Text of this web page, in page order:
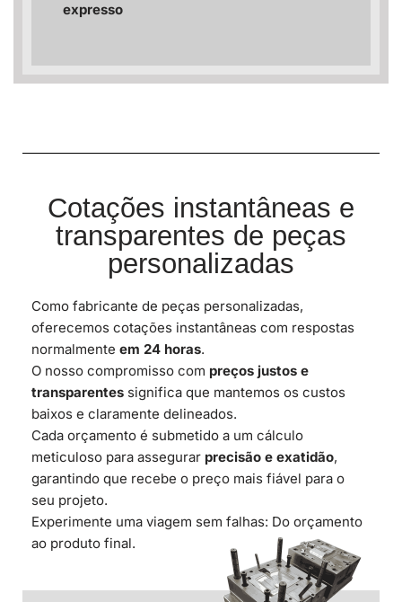
expresso
Cotações instantâneas e
transparentes de peças
personalizadas
Como fabricante de peças personalizadas,
oferecemos cotações instantâneas com respostas
normalmente em 24 horas.
O nosso compromisso com preços justos e
transparentes significa que mantemos os custos
baixos e claramente delineados.
Cada orçamento é submetido a um cálculo
meticuloso para assegurar precisão e exatidão,
garantindo que recebe o preço mais fiável para o
seu projeto.
Experimente uma viagem sem falhas: Do orçamento
ao produto final.